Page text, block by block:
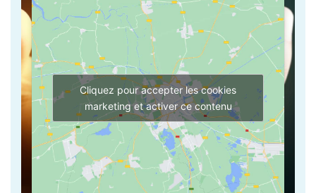
Cliquez pour accepter les cookies
marketing et activer ce contenu